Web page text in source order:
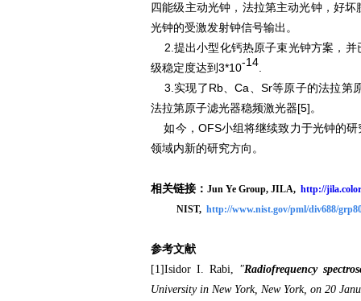
四能级主动光钟，法拉第主动光钟，好
光钟的受激发射钟信号输出。
2.提出小型化钙热原子束光钟方案，并
级稳定度达到3*10-14
3.实现了Rb、Ca、Sr等原子的法拉第
法拉第原子滤光器稳频激光器[5]。
如今，OFS小组将继续致力于光钟的
领域内新的研究方向。
相关链接： Jun Ye Group, JILA, http://
NIST, http://www.nist.gov/pml/div688/
参考文献
[1]Isidor I. Rabi, "Radiofrequency
University in New York, New York, on 20